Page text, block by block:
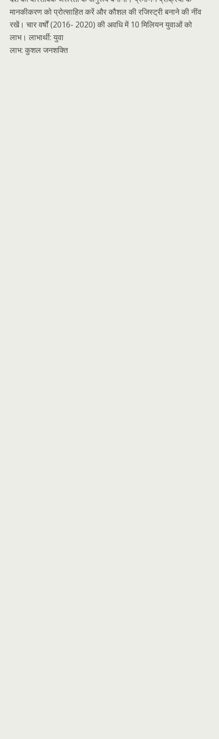
मानकीकरण को प्रोत्साहित करें और कौशल की रजिस्ट्री बनाने की नींव
रखें। चार वर्षों (2016- 2020) की अवधि में 10 मिलियन युवाओं को
लाभ। लाभार्थी: युवा
लाभ: कुशल जनशक्ति